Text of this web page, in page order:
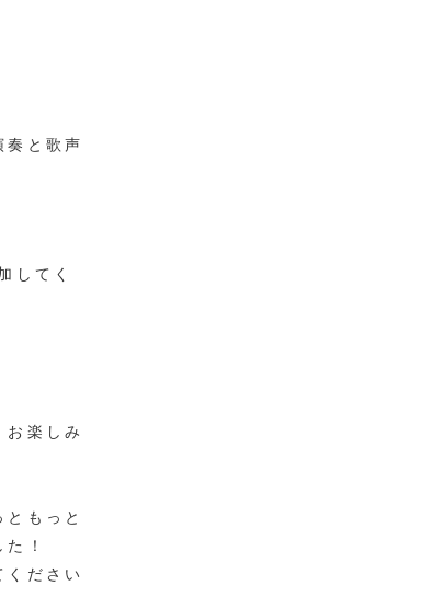
奏と歌声
してく
楽しみ
もっと
！
ください